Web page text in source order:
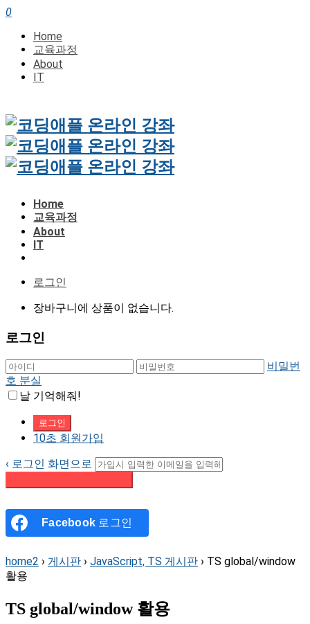
0
Home
교육과정
About
IT
Home
교육과정
About
IT
로그인
장바구니에 상품이 없습니다.
로그인
비밀번
호 분실
날 기억해줘!
10초 회원가입
‹ 로그인 화면으로
Facebook 로그인
home2 › 게시판 › JavaScript, TS 게시판 › TS global/window
활용
TS global/window 활용